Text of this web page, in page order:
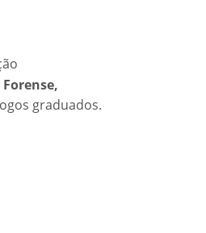
graduados.